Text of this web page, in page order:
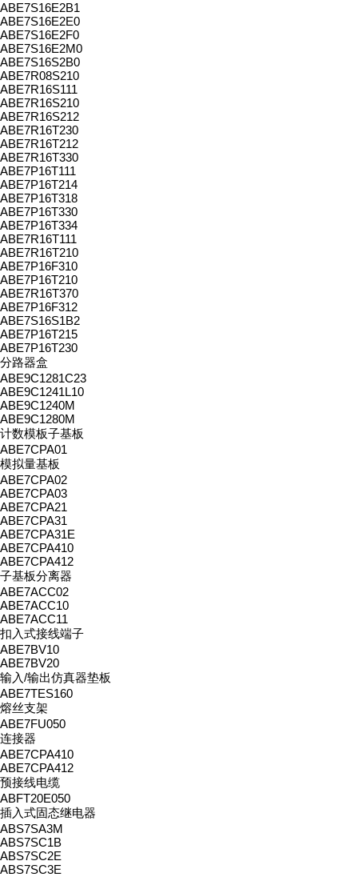
ABE7S16E2B1
ABE7S16E2E0
ABE7S16E2F0
ABE7S16E2M0
ABE7S16S2B0
ABE7R08S210
ABE7R16S111
ABE7R16S210
ABE7R16S212
ABE7R16T230
ABE7R16T212
ABE7R16T330
ABE7P16T111
ABE7P16T214
ABE7P16T318
ABE7P16T330
ABE7P16T334
ABE7R16T111
ABE7R16T210
ABE7P16F310
ABE7P16T210
ABE7R16T370
ABE7P16F312
ABE7S16S1B2
ABE7P16T215
ABE7P16T230
分路器盒
ABE9C1281C23
ABE9C1241L10
ABE9C1240M
ABE9C1280M
计数模板子基板
ABE7CPA01
模拟量基板
ABE7CPA02
ABE7CPA03
ABE7CPA21
ABE7CPA31
ABE7CPA31E
ABE7CPA410
ABE7CPA412
子基板分离器
ABE7ACC02
ABE7ACC10
ABE7ACC11
扣入式接线端子
ABE7BV10
ABE7BV20
输入/输出仿真器垫板
ABE7TES160
熔丝支架
ABE7FU050
连接器
ABE7CPA410
ABE7CPA412
预接线电缆
ABFT20E050
插入式固态继电器
ABS7SA3M
ABS7SC1B
ABS7SC2E
ABS7SC3E